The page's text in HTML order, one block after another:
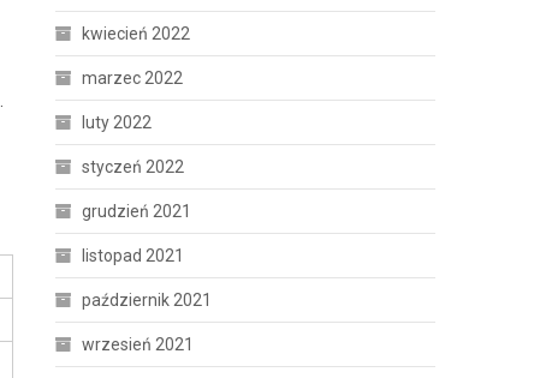
kwiecień 2022
marzec 2022
luty 2022
styczeń 2022
grudzień 2021
listopad 2021
październik 2021
wrzesień 2021